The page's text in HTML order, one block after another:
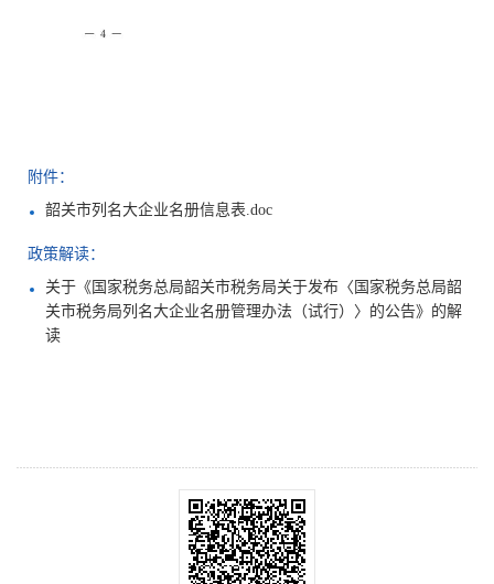
附件：
韶关市列名大企业名册信息表.doc
政策解读：
关于《国家税务总局韶关市税务局关于发布〈国家税务总局韶
关市税务局列名大企业名册管理办法（试行）〉的公告》的解
读